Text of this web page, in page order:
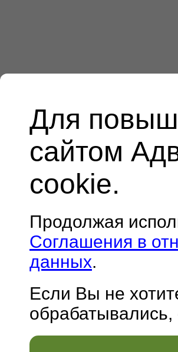
Для
сайтом
cookie.
Продолжая
Соглашения в
данных.
Если Вы не
обрабатывались,